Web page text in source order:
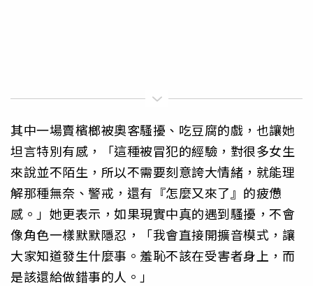
其中一場賣檳榔被奧客騷擾、吃豆腐的戲，也讓她
坦言特別有感，「這種被冒犯的經驗，對很多女生
來說並不陌生，所以不需要刻意誇大情緒，就能理
解那種無奈、警戒，還有『怎麼又來了』的疲憊
感。」她更表示，如果現實中真的遇到騷擾，不會
像角色一樣默默隱忍，「我會直接開擴音模式，讓
大家知道發生什麼事。羞恥不該在受害者身上，而
是該還給做錯事的人。」